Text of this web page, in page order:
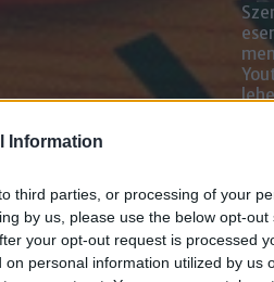
Information
third parties, or processing of your
by us, please use the below opt-out
your opt-out request is processed
personal information utilized by us
a XXIII.